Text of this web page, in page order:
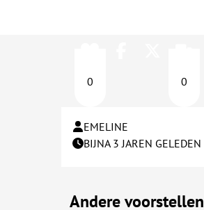
0 0
EMELINE
BIJNA 3 JAREN GELEDEN
Andere voorstellen